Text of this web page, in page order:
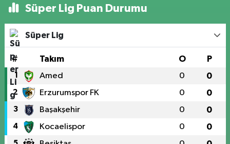
Süper Lig Puan Durumu
Süper Lig
# Takım O P
1 Amed 0 0
2 Erzurumspor FK 0 0
3 Başakşehir 0 0
4 Kocaelispor 0 0